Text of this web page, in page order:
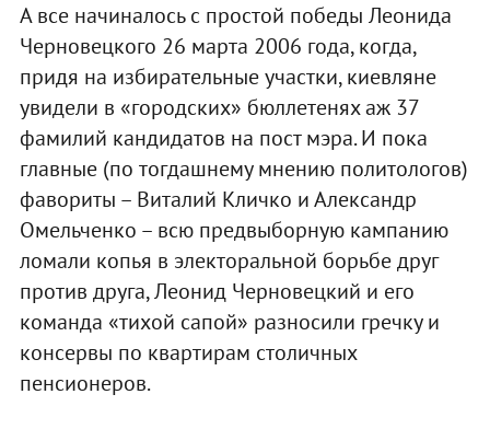
А все начиналось с простой победы Леонида
Черновецкого 26 марта 2006 года, когда,
придя на избирательные участки, киевляне
увидели в «городских» бюллетенях аж 37
фамилий кандидатов на пост мэра. И пока
главные (по тогдашнему мнению политологов)
фавориты – Виталий Кличко и Александр
Омельченко – всю предвыборную кампанию
ломали копья в электоральной борьбе друг
против друга, Леонид Черновецкий и его
команда «тихой сапой» разносили гречку и
консервы по квартирам столичных
пенсионеров.